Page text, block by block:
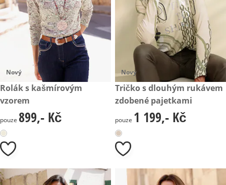
Nový
899,- Kč
Rolák s kašmírovým
vzorem
899,- Kč
pouze 899,- Kč
Nový
1 199,- Kč
Tričko s dlouhým rukávem
zdobené pajetkami
1 199,- Kč
pouze 1 199,- Kč